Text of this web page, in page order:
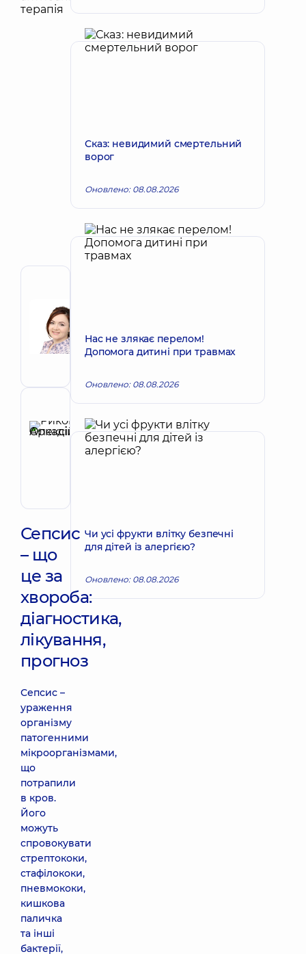
Олександрівна
Лікар
сімейний
лікар;
Педіатр;
Терапевт
Риков
Олексій
Аркадійович
Запис до лікаря
Сепсис
– що
це за
хвороба:
діагностика,
лікування,
прогноз
Сепсис –
ураження
організму
патогенними
мікроорганізмами,
що
потрапили
в кров.
Його
можуть
спровокувати
стрептококи,
стафілококи,
пневмококи,
кишкова
паличка
та інші
бактерії,
Сказ: невидимий смертельний
ворог
Оновлено: 08.08.2026
Нас не злякає перелом!
Допомога дитині при травмах
Оновлено: 08.08.2026
Чи усі фрукти влітку безпечні
для дітей із алергією?
Оновлено: 08.08.2026